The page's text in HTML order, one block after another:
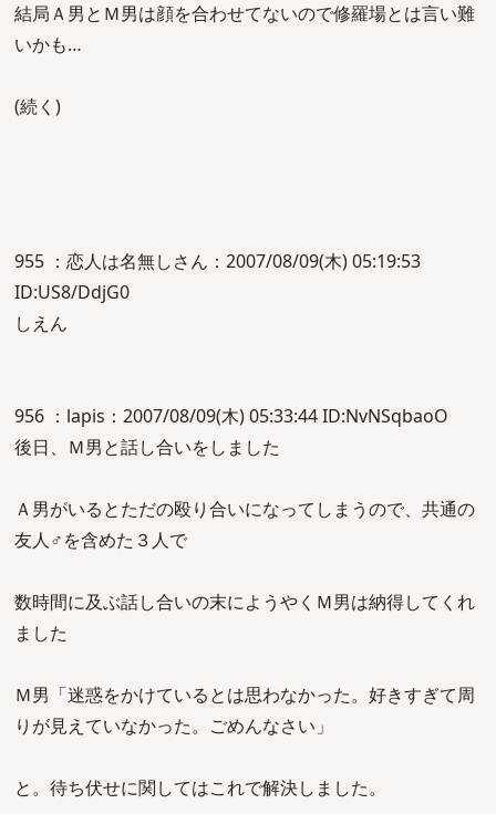
結局Ａ男とＭ男は顔を合わせてないので修羅場とは言い難
いかも…
(続く)
955 ：恋人は名無しさん：2007/08/09(木) 05:19:53
ID:US8/DdjG0
しえん
956 ：lapis：2007/08/09(木) 05:33:44 ID:NvNSqbaoO
後日、Ｍ男と話し合いをしました
Ａ男がいるとただの殴り合いになってしまうので、共通の
友人♂を含めた３人で
数時間に及ぶ話し合いの末にようやくＭ男は納得してくれ
ました
Ｍ男「迷惑をかけているとは思わなかった。好きすぎて周
りが見えていなかった。ごめんなさい」
と。待ち伏せに関してはこれで解決しました。